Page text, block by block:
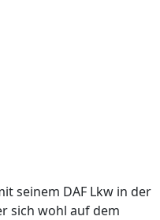
seinem DAF Lkw in der
sich wohl auf dem